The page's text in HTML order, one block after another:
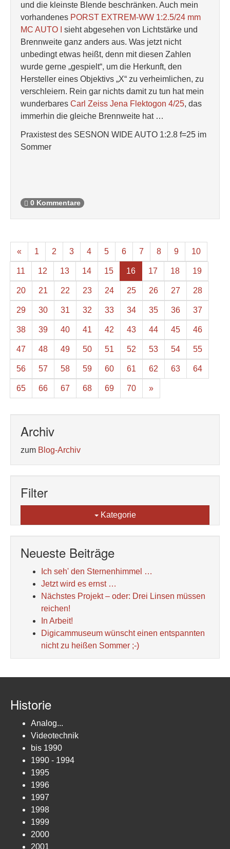
und die kleinste Blende beschränken. Auch mein
vorhandenes PORST EXTREM-WW 1:2.5/24 mm
MC AUTO I
sieht abgesehen von Lichtstärke und
Brennweite ganz anders aus. Was jetzt nicht
unbedingt etwas heißt, denn mit diesen Zahlen
wurde gerne „gespielt“, um die Herkunft, den
Hersteller eines Objektivs „X“ zu verheimlichen, zu
verschleiern. Rein gar nichts damit zu tun hat mein
wunderbares Carl Zeiss Jena Flektogon 4/25, das
immerhin die gleiche Brennweite hat …
Praxistest des SESNON WIDE AUTO 1:2.8 f=25 im
Sommer
0 Kommentare
« 1 2 3 4 5 6 7 8 9 10
11 12 13 14 15 16 17 18 19
20 21 22 23 24 25 26 27 28
29 30 31 32 33 34 35 36 37
38 39 40 41 42 43 44 45 46
47 48 49 50 51 52 53 54 55
56 57 58 59 60 61 62 63 64
65 66 67 68 69 70 »
Archiv
zum Blog-Archiv
Filter
Kategorie
Neueste Beiträge
Ich seh' den Sternenhimmel …
Jetzt wird es ernst …
Nächstes Projekt – oder: Drei Linsen müssen
reichen!
In Arbeit!
Digicammuseum wünscht einen entspannten
nicht zu heißen Sommer ;-)
Historie
Analog...
Videotechnik
bis 1990
1990 - 1994
1995
1996
1997
1998
1999
2000
2001